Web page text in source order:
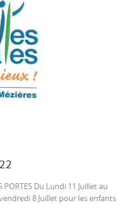
PORTES Du Lundi 11 Juillet au
8 Juillet pour les enfants